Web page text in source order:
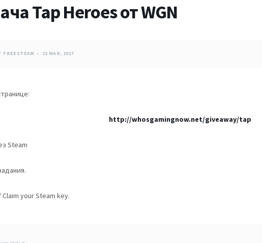
Tap Heroes от WGN
FREESTEAM 22 МАЯ, 2017
http://whosgamingnow.net/giveaway/tap
Steam
your Steam key.